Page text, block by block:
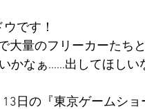
です！
大量のフリーカーたち
かなぁ......出してほしい
日の『東京ゲームシ